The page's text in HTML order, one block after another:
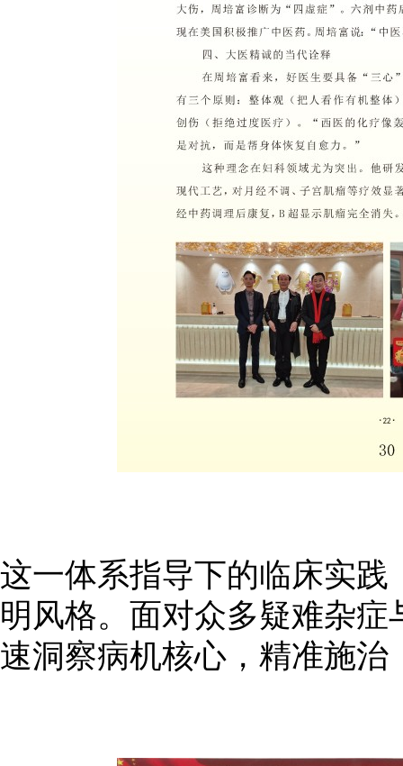
这一体系指导下的临床实践
明风格。面对众多疑难杂
速洞察病机核心，精准施治